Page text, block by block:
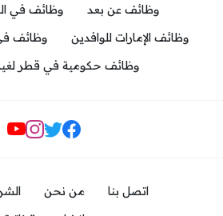
وظائف عن بعد
وظائف في
وظائف الإمارات للوافدين
وظائف
وظائف حكومية في قطر
مواقع
اتصل بنا من نحن